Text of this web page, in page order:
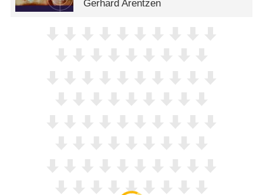
Gerhard Arentzen